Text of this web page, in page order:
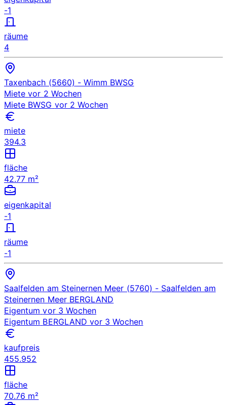
-1
räume
4
Taxenbach (5660) - Wimm BWSG
Miete vor 2 Wochen
Miete BWSG vor 2 Wochen
miete
394.3
fläche
42.77 m²
eigenkapital
-1
räume
-1
Saalfelden am Steinernen Meer (5760) - Saalfelden am
Steinernen Meer BERGLAND
Eigentum vor 3 Wochen
Eigentum BERGLAND vor 3 Wochen
kaufpreis
455.952
fläche
70.76 m²